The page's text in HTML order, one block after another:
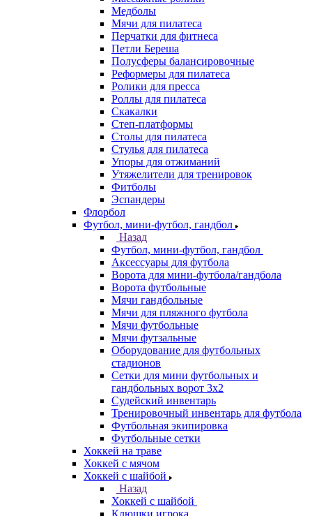
Медболы
Мячи для пилатеса
Перчатки для фитнеса
Петли Береша
Полусферы балансировочные
Реформеры для пилатеса
Ролики для пресса
Роллы для пилатеса
Скакалки
Степ-платформы
Столы для пилатеса
Стулья для пилатеса
Упоры для отжиманий
Утяжелители для тренировок
Фитболы
Эспандеры
Флорбол
Футбол, мини-футбол, гандбол
Назад
Футбол, мини-футбол, гандбол
Аксессуары для футбола
Ворота для мини-футбола/гандбола
Ворота футбольные
Мячи гандбольные
Мячи для пляжного футбола
Мячи футбольные
Мячи футзальные
Оборудование для футбольных
стадионов
Сетки для мини футбольных и
гандбольных ворот 3х2
Судейский инвентарь
Тренировочный инвентарь для футбола
Футбольная экипировка
Футбольные сетки
Хоккей на траве
Хоккей с мячом
Хоккей с шайбой
Назад
Хоккей с шайбой
Клюшки игрока